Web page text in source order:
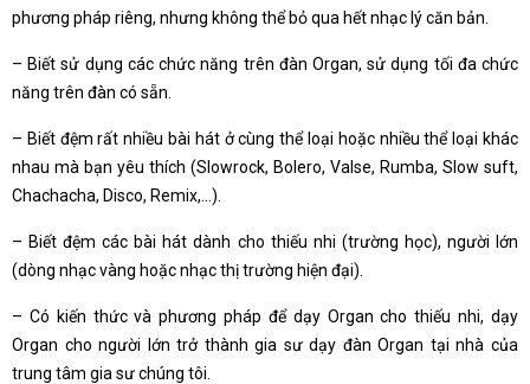
phương pháp riêng, nhưng không thể bỏ qua hết nhạc lý căn bản.
– Biết sử dụng các chức năng trên đàn Organ, sử dụng tối đa chức
năng trên đàn có sẵn.
– Biết đệm rất nhiều bài hát ở cùng thể loại hoặc nhiều thể loại khác
nhau mà bạn yêu thích (Slowrock, Bolero, Valse, Rumba, Slow suft,
Chachacha, Disco, Remix,…).
– Biết đệm các bài hát dành cho thiếu nhi (trường học), người lớn
(dòng nhạc vàng hoặc nhạc thị trường hiện đại).
– Có kiến thức và phương pháp để dạy Organ cho thiếu nhi, dạy
Organ cho người lớn trở thành gia sư dạy đàn Organ tại nhà của
trung tâm gia sư chúng tôi.